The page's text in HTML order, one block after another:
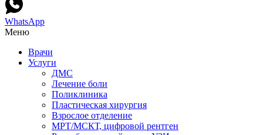
WhatsApp
Меню
Врачи
Услуги
ДМС
Лечение боли
Поликлиника
Пластическая хирургия
Взрослое отделение
МРТ/МСКТ, цифровой рентген